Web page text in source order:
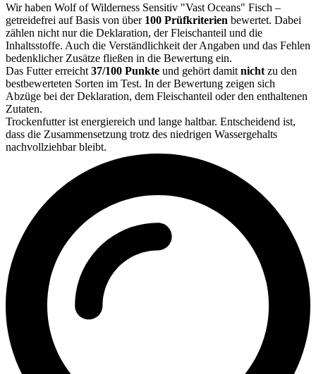
Wir haben Wolf of Wilderness Sensitiv "Vast Oceans" Fisch –
getreidefrei auf Basis von über 100 Prüfkriterien bewertet. Dabei
zählen nicht nur die Deklaration, der Fleischanteil und die
Inhaltsstoffe. Auch die Verständlichkeit der Angaben und das Fehlen
bedenklicher Zusätze fließen in die Bewertung ein.
Das Futter erreicht 37/100 Punkte und gehört damit nicht zu den
bestbewerteten Sorten im Test. In der Bewertung zeigen sich
Abzüge bei der Deklaration, dem Fleischanteil oder den enthaltenen
Zutaten.
Trockenfutter ist energiereich und lange haltbar. Entscheidend ist,
dass die Zusammensetzung trotz des niedrigen Wassergehalts
nachvollziehbar bleibt.